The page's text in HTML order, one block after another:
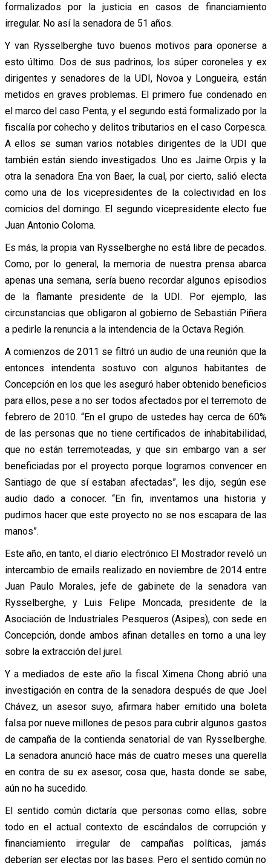
formalizados por la justicia en casos de financiamiento
irregular. No así la senadora de 51 años.
Y van Rysselberghe tuvo buenos motivos para oponerse a
esto último. Dos de sus padrinos, los súper coroneles y ex
dirigentes y senadores de la UDI, Novoa y Longueira, están
metidos en graves problemas. El primero fue condenado en
el marco del caso Penta, y el segundo está formalizado por la
fiscalía por cohecho y delitos tributarios en el caso Corpesca.
A ellos se suman varios notables dirigentes de la UDI que
también están siendo investigados. Uno es Jaime Orpis y la
otra la senadora Ena von Baer, la cual, por cierto, salió electa
como una de los vicepresidentes de la colectividad en los
comicios del domingo. El segundo vicepresidente electo fue
Juan Antonio Coloma.
Es más, la propia van Rysselberghe no está libre de pecados.
Como, por lo general, la memoria de nuestra prensa abarca
apenas una semana, sería bueno recordar algunos episodios
de la flamante presidente de la UDI. Por ejemplo, las
circunstancias que obligaron al gobierno de Sebastián Piñera
a pedirle la renuncia a la intendencia de la Octava Región.
A comienzos de 2011 se filtró un audio de una reunión que la
entonces intendenta sostuvo con algunos habitantes de
Concepción en los que les aseguró haber obtenido beneficios
para ellos, pese a no ser todos afectados por el terremoto de
febrero de 2010. “En el grupo de ustedes hay cerca de 60%
de las personas que no tiene certificados de inhabitabilidad,
que no están terremoteadas, y que sin embargo van a ser
beneficiadas por el proyecto porque logramos convencer en
Santiago de que sí estaban afectadas”, les dijo, según ese
audio dado a conocer. “En fin, inventamos una historia y
pudimos hacer que este proyecto no se nos escapara de las
manos”.
Este año, en tanto, el diario electrónico El Mostrador reveló un
intercambio de emails realizado en noviembre de 2014 entre
Juan Paulo Morales, jefe de gabinete de la senadora van
Rysselberghe, y Luis Felipe Moncada, presidente de la
Asociación de Industriales Pesqueros (Asipes), con sede en
Concepción, donde ambos afinan detalles en torno a una ley
sobre la extracción del jurel.
Y a mediados de este año la fiscal Ximena Chong abrió una
investigación en contra de la senadora después de que Joel
Chávez, un asesor suyo, afirmara haber emitido una boleta
falsa por nueve millones de pesos para cubrir algunos gastos
de campaña de la contienda senatorial de van Rysselberghe.
La senadora anunció hace más de cuatro meses una querella
en contra de su ex asesor, cosa que, hasta donde se sabe,
aún no ha sucedido.
El sentido común dictaría que personas como ellas, sobre
todo en el actual contexto de escándalos de corrupción y
financiamiento irregular de campañas políticas, jamás
deberían ser electas por las bases. Pero el sentido común no